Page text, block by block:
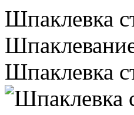
Шпаклевка
Шпаклевка